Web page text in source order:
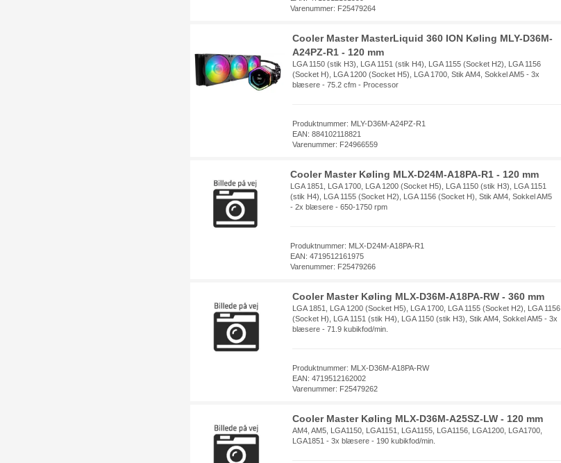
Varenummer: F25479264
Cooler Master MasterLiquid 360 ION Køling MLY-D36M-
A24PZ-R1 - 120 mm
LGA 1150 (stik H3), LGA 1151 (stik H4), LGA 1155 (Socket H2), LGA 1156
(Socket H), LGA 1200 (Socket H5), LGA 1700, Stik AM4, Sokkel AM5 - 3x
blæsere - 75.2 cfm - Processor
Produktnummer: MLY-D36M-A24PZ-R1
EAN: 884102118821
Varenummer: F24966559
Cooler Master Køling MLX-D24M-A18PA-R1 - 120 mm
LGA 1851, LGA 1700, LGA 1200 (Socket H5), LGA 1150 (stik H3), LGA 1151
(stik H4), LGA 1155 (Socket H2), LGA 1156 (Socket H), Stik AM4, Sokkel AM5
- 2x blæsere - 650-1750 rpm
Produktnummer: MLX-D24M-A18PA-R1
EAN: 4719512161975
Varenummer: F25479266
Cooler Master Køling MLX-D36M-A18PA-RW - 360 mm
LGA 1851, LGA 1200 (Socket H5), LGA 1700, LGA 1155 (Socket H2), LGA 1156
(Socket H), LGA 1151 (stik H4), LGA 1150 (stik H3), Stik AM4, Sokkel AM5 - 3x
blæsere - 71.9 kubikfod/min.
Produktnummer: MLX-D36M-A18PA-RW
EAN: 4719512162002
Varenummer: F25479262
Cooler Master Køling MLX-D36M-A25SZ-LW - 120 mm
AM4, AM5, LGA1150, LGA1151, LGA1155, LGA1156, LGA1200, LGA1700,
LGA1851 - 3x blæsere - 190 kubikfod/min.